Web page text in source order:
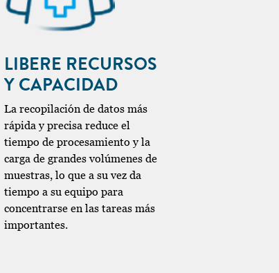
LIBERE RECURSOS
Y CAPACIDAD
La recopilación de datos más
rápida y precisa reduce el
tiempo de procesamiento y la
carga de grandes volúmenes de
muestras, lo que a su vez da
tiempo a su equipo para
concentrarse en las tareas más
importantes.